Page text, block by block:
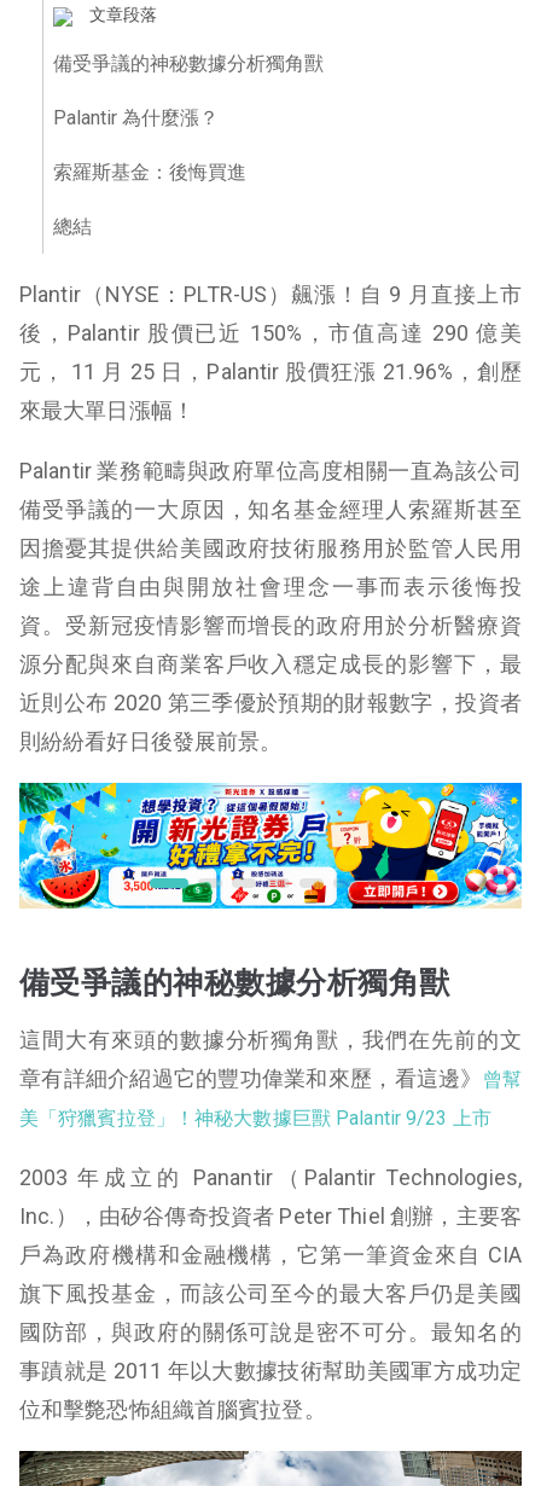
文章段落
備受爭議的神秘數據分析獨角獸
Palantir 為什麼漲？
索羅斯基金：後悔買進
總結
Plantir（NYSE：PLTR-US）飆漲！自 9 月直接上市
後，Palantir 股價已近 150%，市值高達 290 億美
元， 11 月 25 日，Palantir 股價狂漲 21.96%，創歷
來最大單日漲幅！
Palantir 業務範疇與政府單位高度相關一直為該公司
備受爭議的一大原因，知名基金經理人索羅斯甚至
因擔憂其提供給美國政府技術服務用於監管人民用
途上違背自由與開放社會理念一事而表示後悔投
資。受新冠疫情影響而增長的政府用於分析醫療資
源分配與來自商業客戶收入穩定成長的影響下，最
近則公布 2020 第三季優於預期的財報數字，投資者
則紛紛看好日後發展前景。
備受爭議的神秘數據分析獨角獸
這間大有來頭的數據分析獨角獸，我們在先前的文
章有詳細介紹過它的豐功偉業和來歷，看這邊》
曾幫
美「狩獵賓拉登」！神秘大數據巨獸 Palantir 9/23 上市
2003 年成立的 Panantir（ Palantir Technologies,
Inc. ），由矽谷傳奇投資者 Peter Thiel 創辦，主要客
戶為政府機構和金融機構，它第一筆資金來自 CIA
旗下風投基金，而該公司至今的最大客戶仍是美國
國防部，與政府的關係可說是密不可分。最知名的
事蹟就是 2011 年以大數據技術幫助美國軍方成功定
位和擊斃恐怖組織首腦賓拉登。